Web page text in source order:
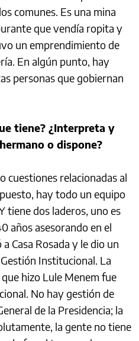
comunes. Es una mina
que vendía ropita y
un emprendimiento de
En algún punto, hay
personas que gobiernan
tiene? ¿Interpreta y
o dispone?
cuestiones relacionadas al
hay todo un equipo
tiene dos laderos, uno es
años asesorando en el
Casa Rosada y le dio un
Institucional. La
hizo Lule Menem fue
No hay gestión de
de la Presidencia; la
la gente no tiene